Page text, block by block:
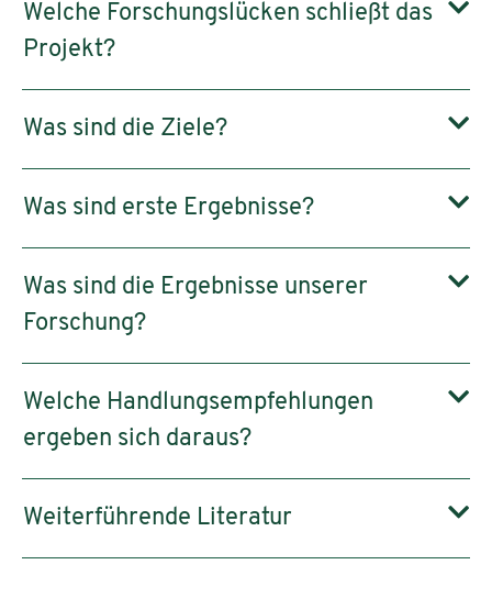
Welche Forschungslücken schließt das
Projekt?
Was sind die Ziele?
Was sind erste Ergebnisse?
Was sind die Ergebnisse unserer
Forschung?
Welche Handlungsempfehlungen
ergeben sich daraus?
Weiterführende Literatur